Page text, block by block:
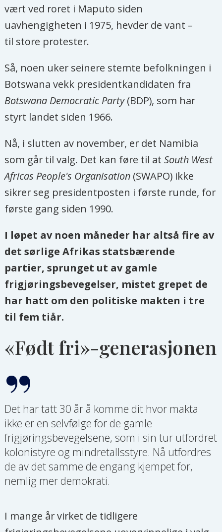
vært ved roret i Maputo siden
uavhengigheten i 1975, hevder de vant –
til store protester.
Så, noen uker seinere stemte befolkningen i
Botswana vekk presidentkandidaten fra
Botswana Democratic Party(BDP), som har
styrt landet siden 1966.
Nå, i slutten av november, er det Namibia
som går til valg. Det kan føre til atSouth West
Africas People's Organisation (SWAPO) ikke
sikrer seg presidentposten i første runde, for
første gang siden 1990.
I løpet av noen måneder har altså fire av
det sørlige Afrikas statsbærende
partier, sprunget ut av gamle
frigjøringsbevegelser, mistet grepet de
har hatt om den politiske makten i tre
til fem tiår.
«Født fri»-generasjonen
Det har tatt 30 år å komme dit hvor makta
ikke er en selvfølge for de gamle
frigjøringsbevegelsene, som i sin tur utfordret
kolonistyre og mindretallsstyre. Nå utfordres
de av det samme de engang kjempet for,
nemlig mer demokrati.
I mange år virket de tidligere